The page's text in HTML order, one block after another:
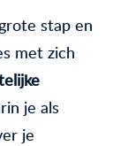
stap en
met zich
je als
je